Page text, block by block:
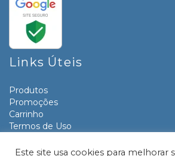
Links Úteis
Produtos
Promoções
Carrinho
Termos de Uso
Contato
Este site usa cookies para melhorar